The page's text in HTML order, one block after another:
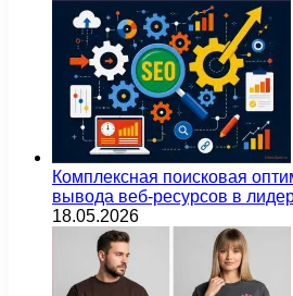
Комплексная поисковая
вывода веб-ресурсов в
18.05.2026